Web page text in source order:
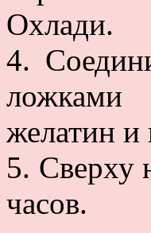
Охлади.
4.
ложками
желатин
5. Сверху
часов.